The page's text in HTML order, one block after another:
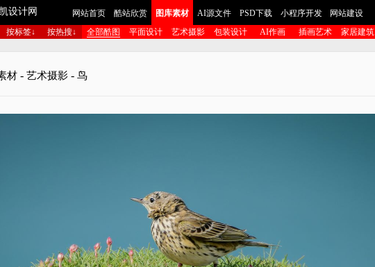
设计网 网站首页 酷站欣赏 图库素材 AI源文件 PSD下载 小程序开发 网站建设
按标签↓ 按热搜↓ 全部酷图 平面设计 艺术摄影 包装设计 AI作画 插画艺术 家居建筑
材- 艺术摄影- 鸟